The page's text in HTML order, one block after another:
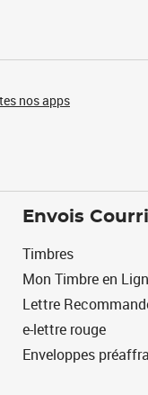
nos apps
Envois
Timbres
Mon Timbre en
Lettre
e-lettre rouge
Enveloppes